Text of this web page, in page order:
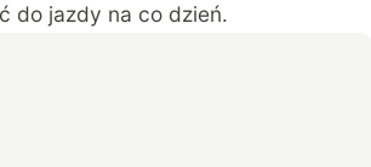
do jazdy na co dzień.